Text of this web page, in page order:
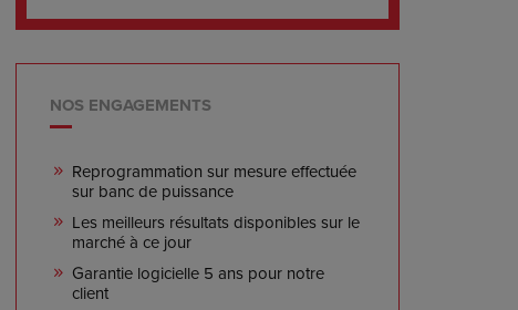
NOS ENGAGEMENTS
Reprogrammation sur mesure effectuée
sur banc de puissance
Les meilleurs résultats disponibles sur le
marché à ce jour
Garantie logicielle 5 ans pour notre
client